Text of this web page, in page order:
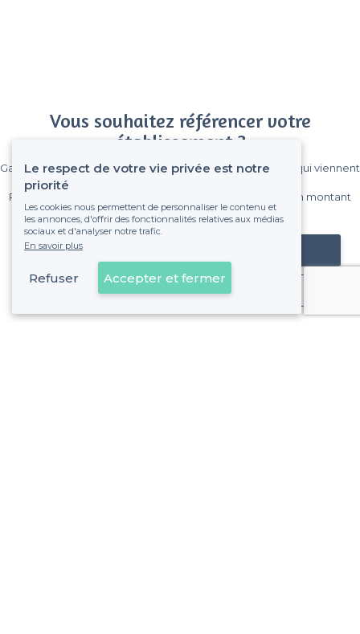
Vous souhaitez référencer votre
établissement ?
Gagnez de nombreux clients parmi le million de visiteurs qui viennent
Pas de commissions et sans engagement, vous payez un montant
fixe sans risque de voir déraper la facture.
Référencer mon établissement
Déjà client
Le respect de votre vie privée est notre
priorité
Les cookies nous permettent de personnaliser le contenu et
les annonces, d'offrir des fonctionnalités relatives aux médias
sociaux et d'analyser notre trafic.
En savoir plus
Refuser Accepter et fermer